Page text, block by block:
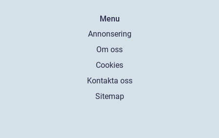
Menu
Annonsering
Om oss
Cookies
Kontakta oss
Sitemap